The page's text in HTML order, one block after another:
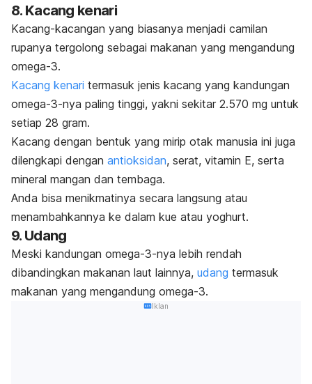
8. Kacang kenari
Kacang-kacangan yang biasanya menjadi camilan
rupanya tergolong sebagai makanan yang mengandung
omega-3.
Kacang kenari termasuk jenis kacang yang kandungan
omega-3-nya paling tinggi, yakni sekitar 2.570 mg untuk
setiap 28 gram.
Kacang dengan bentuk yang mirip otak manusia ini juga
dilengkapi dengan antioksidan, serat, vitamin E, serta
mineral mangan dan tembaga.
Anda bisa menikmatinya secara langsung atau
menambahkannya ke dalam kue atau yoghurt.
9. Udang
Meski kandungan omega-3-nya lebih rendah
dibandingkan makanan laut lainnya, udang termasuk
makanan yang mengandung omega-3.
Iklan